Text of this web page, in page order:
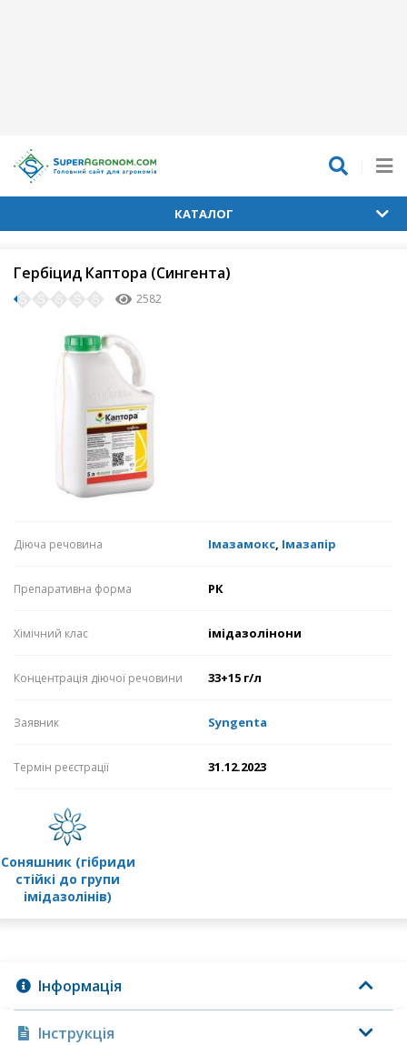
КАТАЛОГ
Гербіцид Каптора (Сингента)
2582
Діюча речовина Імазамокс, Імазапір
Препаративна форма РК
Хімічний клас імідазолінони
Концентрація діючої речовини 33+15 г/л
Заявник Syngenta
Термін реєстрації 31.12.2023
соняшник (гібриди
стійкі до групи
імідазолінів)
Інформація
Інструкція